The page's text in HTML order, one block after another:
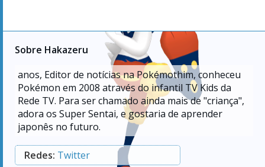
Sobre Hakazeru
anos, Editor de notícias na Pokémothim, conheceu
Pokémon em 2008 através do infantil TV Kids da
Rede TV. Para ser chamado ainda mais de "criança",
adora os Super Sentai, e gostaria de aprender
japonês no futuro.
Redes: Twitter